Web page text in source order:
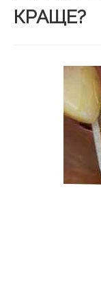
КРАЩЕ?